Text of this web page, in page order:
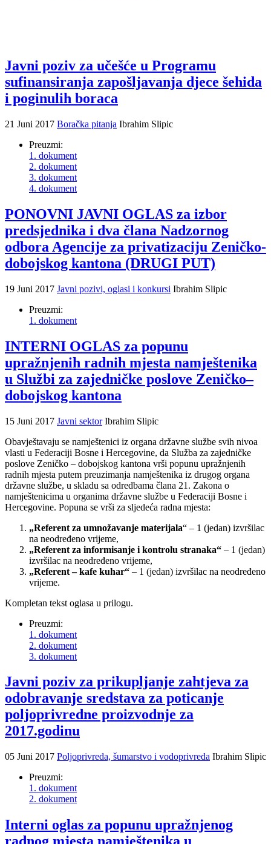
Javni poziv za učešće u Programu
sufinansiranja zapošljavanja djece šehida
i poginulih boraca
21 Juni 2017 Boračka pitanja Ibrahim Slipic
Preuzmi:
1. dokument
2. dokument
3. dokument
4. dokument
PONOVNI JAVNI OGLAS za izbor
predsjednika i dva člana Nadzornog
odbora Agencije za privatizaciju Zeničko-
dobojskog kantona (DRUGI PUT)
19 Juni 2017 Javni pozivi, oglasi i konkursi Ibrahim Slipic
Preuzmi:
1. dokument
INTERNI OGLAS za popunu
upražnjenih radnih mjesta namještenika
u Službi za zajedničke poslove Zeničko–
dobojskog kantona
15 Juni 2017 Javni sektor Ibrahim Slipic
Obavještavaju se namještenici iz organa državne službe svih nivoa
vlasti u Federaciji Bosne i Hercegovine, da Služba za zajedničke
poslove Zeničko – dobojskog kantona vrši popunu upražnjenih
radnih mjesta putem preuzimanja namještenika iz drugog organa
državne službe, u skladu sa odredbama člana 21. Zakona o
namještenicima u organima državne službe u Federaciji Bosne i
Hercegovine. Popuna se vrši za sljedeća radna mjesta:
„Referent za umnožavanje materijala“ – 1 (jedan) izvršilac
na neodređeno vrijeme,
„Referent za informisanje i kontrolu stranaka“ – 1 (jedan)
izvršilac na neodređeno vrijeme,
„Referent – kafe kuhar“ – 1 (jedan) izvršilac na neodređeno
vrijeme.
Kompletan tekst oglasa u prilogu.
Preuzmi:
1. dokument
2. dokument
3. dokument
Javni poziv za prikupljanje zahtjeva za
odobravanje sredstava za poticanje
poljoprivredne proizvodnje za
2017.godinu
05 Juni 2017 Poljoprivreda, šumarstvo i vodoprivreda Ibrahim Slipic
Preuzmi:
1. dokument
2. dokument
Interni oglas za popunu upražnjenog